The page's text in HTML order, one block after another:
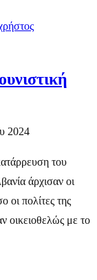
2024
του
άρχισαν οι
οι πολίτες της
οικειοθελώς με το